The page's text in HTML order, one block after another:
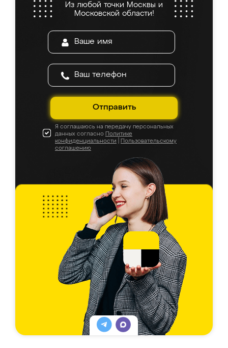
Из любой точки Москвы и
Московской области!
Отправить
Я соглашаюсь на передачу персональных
данных согласно Политике
конфиденциальности
Пользовательскому
соглашению